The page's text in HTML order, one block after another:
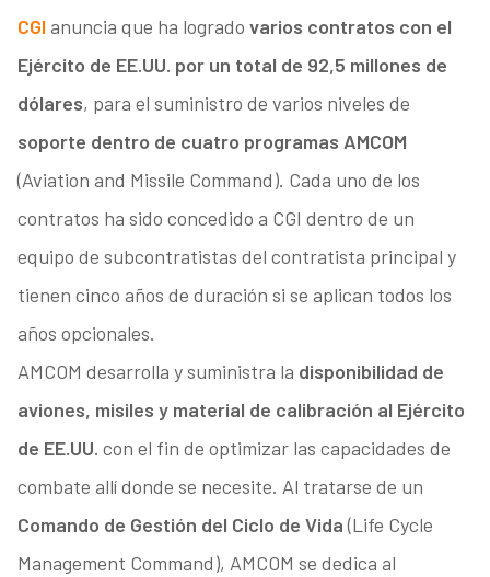
CGIanuncia que ha logrado varios contratos con el
Ejército de EE.UU. por un total de 92,5 millones de
dólares, para el suministro de varios niveles de
soporte dentro de cuatro programas AMCOM
(Aviation and Missile Command). Cada uno de los
contratos ha sido concedido a CGI dentro de un
equipo de subcontratistas del contratista principal y
tienen cinco años de duración si se aplican todos los
años opcionales.
AMCOM desarrolla y suministra la disponibilidad de
aviones, misiles y material de calibración al Ejército
de EE.UU. con el fin de optimizar las capacidades de
combate allí donde se necesite. Al tratarse de un
Comando de Gestión del Ciclo de Vida(Life Cycle
Management Command), AMCOM se dedica al